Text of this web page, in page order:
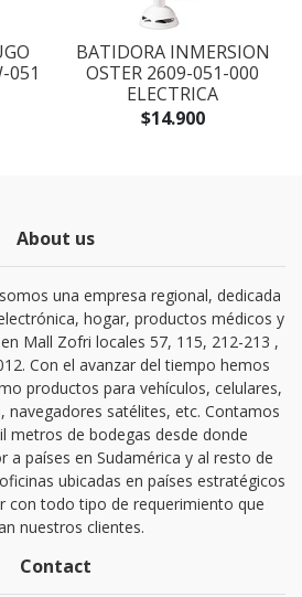
051
BATIDORA INMERSION
OSTER 2609-051-000
ELECTRICA
$14.900
About us
una empresa regional, dedicada
hogar, productos médicos y
Mall Zofri locales 57, 115, 212-213 ,
Con el avanzar del tiempo hemos
productos para vehículos, celulares,
navegadores satélites, etc. Contamos
metros de bodegas desde donde
a países en Sudamérica y al resto de
ubicadas en países estratégicos
con todo tipo de requerimiento que
nuestros clientes.
Contact